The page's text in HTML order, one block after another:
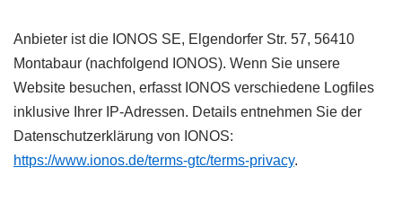
Anbieter ist die IONOS SE, Elgendorfer Str. 57, 56410
Montabaur (nachfolgend IONOS). Wenn Sie unsere
Website besuchen, erfasst IONOS verschiedene Logfiles
inklusive Ihrer IP-Adressen. Details entnehmen Sie der
Datenschutzerklärung von IONOS:
https://www.ionos.de/terms-gtc/terms-privacy.